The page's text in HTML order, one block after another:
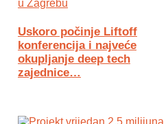
Uskoro počinje Liftoff
konferencija i najveće
okupljanje deep tech
zajednice…